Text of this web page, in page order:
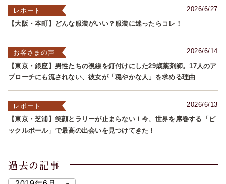
2026/6/27
レポート
【大阪・本町】どんな服装がいい？服装に迷ったらコレ！
2026/6/14
お客さまの声
【東京・銀座】男性たちの視線を釘付けにした29歳薬剤師。17人のア
プローチにも流されない、彼女が「穏やかな人」を求める理由
2026/6/13
レポート
【東京・芝浦】笑顔とラリーが止まらない！今、世界を席巻する「ピ
ックルボール」で最高の出会いを見つけてきた！
過去の記事